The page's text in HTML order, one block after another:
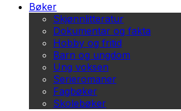
Bøker
Skjønnlitteratur
Dokumentar og fakta
Hobby og fritid
Barn og ungdom
Ung voksen
Serieromaner
Fagbøker
Skolebøker